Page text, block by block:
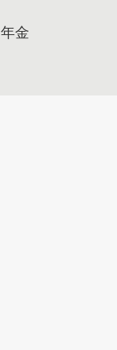
年金